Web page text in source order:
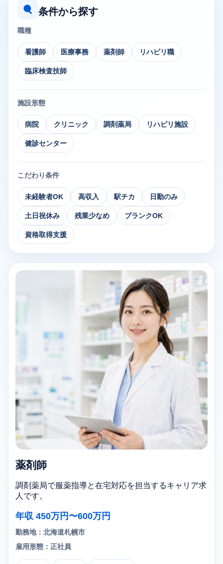
条件から探す
職種
看護師 医療事務 薬剤師 リハビリ職
臨床検査技師
施設形態
病院 クリニック 調剤薬局 リハビリ施設
健診センター
こだわり条件
未経験者OK 高収入 駅チカ 日勤のみ
土日祝休み 残業少なめ ブランクOK
資格取得支援
薬剤師
調剤薬局で服薬指導と在宅対応を担当するキャリア求
人です。
年収 450万円〜600万円
勤務地：北海道札幌市
雇用形態：正社員